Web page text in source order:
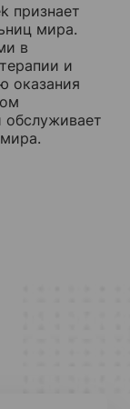
признает
мира.
в
и
оказания
обслуживает